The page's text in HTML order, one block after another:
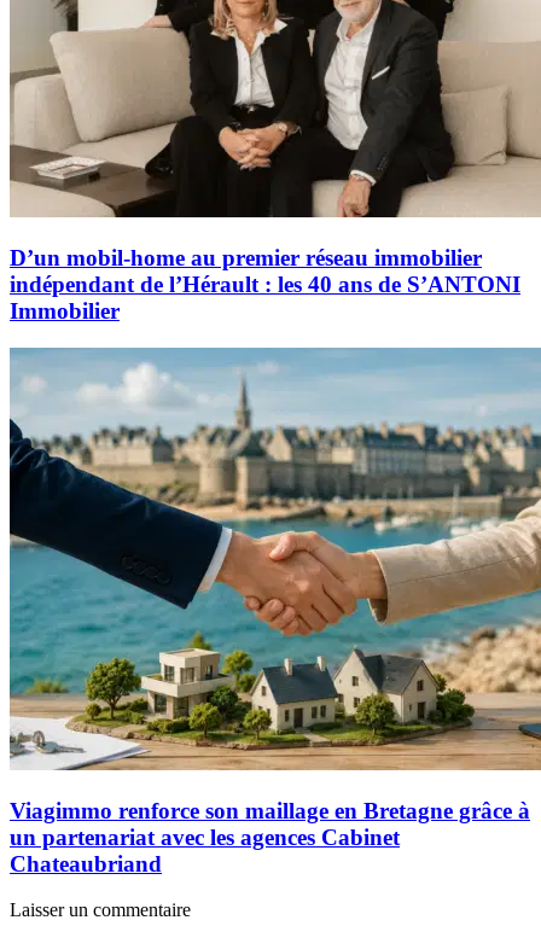
D’un mobil-home au premier réseau immobilier
indépendant de l’Hérault : les 40 ans de S’ANTONI
Immobilier
Viagimmo renforce son maillage en Bretagne grâce à
un partenariat avec les agences Cabinet
Chateaubriand
Laisser un commentaire